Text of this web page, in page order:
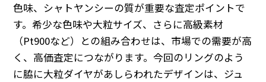
色味、シャトヤンシーの質が重要な査定ポイントで
す。希少な色味や大粒サイズ、さらに高級素材
（Pt900など）との組み合わせは、市場での需要が高
く、高価査定につながります。今回のリングのよう
に脇に大粒ダイヤがあしらわれたデザインは、ジュ